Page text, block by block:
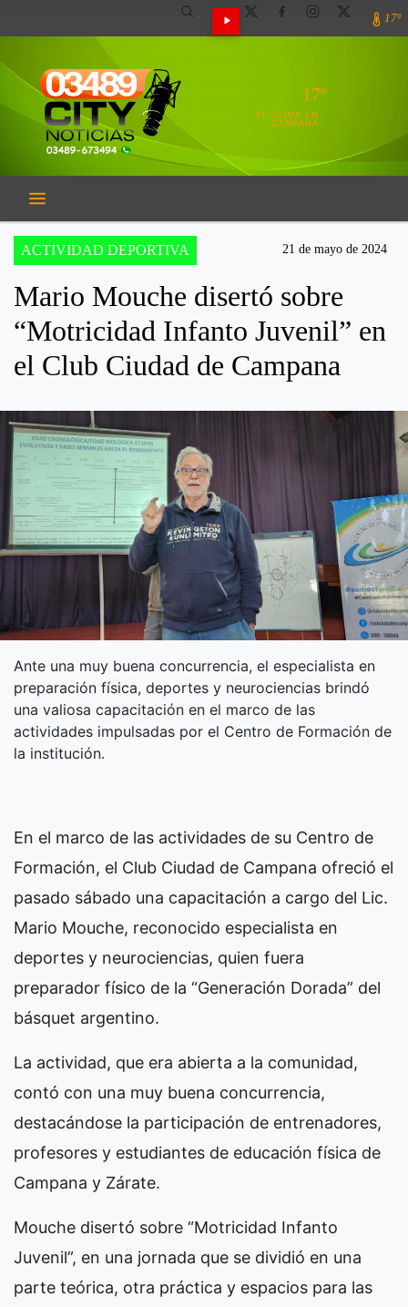
17º
17º
EL CLIMA EN
CAMPANA
ACTIVIDAD DEPORTIVA 21 de mayo de 2024
Mario Mouche disertó sobre
“Motricidad Infanto Juvenil” en
el Club Ciudad de Campana
Ante una muy buena concurrencia, el especialista en
preparación física, deportes y neurociencias brindó
una valiosa capacitación en el marco de las
actividades impulsadas por el Centro de Formación de
la institución.
En el marco de las actividades de su Centro de
Formación, el Club Ciudad de Campana ofreció el
pasado sábado una capacitación a cargo del Lic.
Mario Mouche, reconocido especialista en
deportes y neurociencias, quien fuera
preparador físico de la “Generación Dorada” del
básquet argentino.
La actividad, que era abierta a la comunidad,
contó con una muy buena concurrencia,
destacándose la participación de entrenadores,
profesores y estudiantes de educación física de
Campana y Zárate.
Mouche disertó sobre “Motricidad Infanto
Juvenil”, en una jornada que se dividió en una
parte teórica, otra práctica y espacios para las